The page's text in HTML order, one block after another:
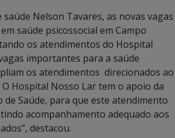
Nelson Tavares, as novas vagas
saúde psicossocial em Campo
os atendimentos do Hospital
importantes para a saúde
os atendimentos direcionados ao
Hospital Nosso Lar tem o apoio da
de Saúde, para que este atendimento
acompanhamento adequado aos
destacou.